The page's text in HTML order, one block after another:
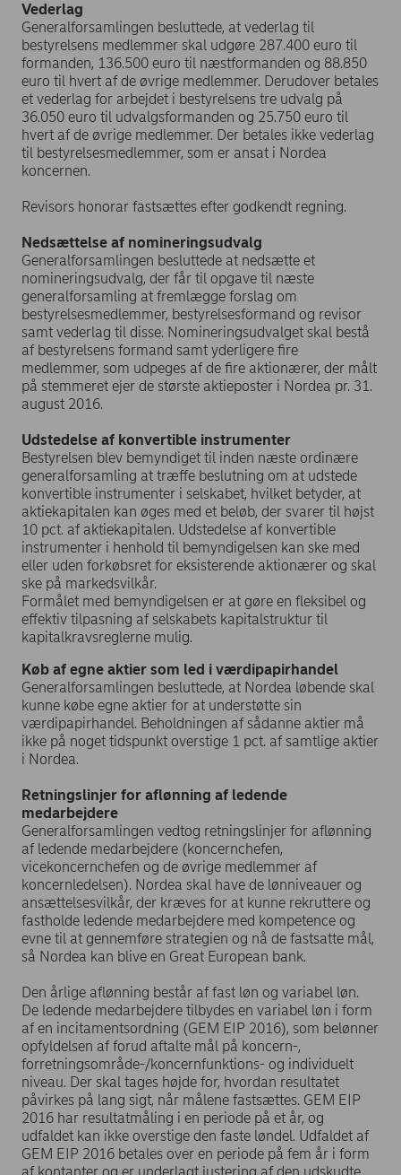
Vederlag
Generalforsamlingen besluttede, at vederlag til
bestyrelsens medlemmer skal udgøre 287.400 euro til
formanden, 136.500 euro til næstformanden og 88.850
euro til hvert af de øvrige medlemmer. Derudover betales
et vederlag for arbejdet i bestyrelsens tre udvalg på
36.050 euro til udvalgsformanden og 25.750 euro til
hvert af de øvrige medlemmer. Der betales ikke vederlag
til bestyrelsesmedlemmer, som er ansat i Nordea
koncernen.
Revisors honorar fastsættes efter godkendt regning.
Nedsættelse af nomineringsudvalg
Generalforsamlingen besluttede at nedsætte et
nomineringsudvalg, der får til opgave til næste
generalforsamling at fremlægge forslag om
bestyrelsesmedlemmer, bestyrelsesformand og revisor
samt vederlag til disse. Nomineringsudvalget skal bestå
af bestyrelsens formand samt yderligere fire
medlemmer, som udpeges af de fire aktionærer, der målt
på stemmeret ejer de største aktieposter i Nordea pr. 31.
august 2016.
Udstedelse af konvertible instrumenter
Bestyrelsen blev bemyndiget til inden næste ordinære
generalforsamling at træffe beslutning om at udstede
konvertible instrumenter i selskabet, hvilket betyder, at
aktiekapitalen kan øges med et beløb, der svarer til højst
10 pct. af aktiekapitalen. Udstedelse af konvertible
instrumenter i henhold til bemyndigelsen kan ske med
eller uden forkøbsret for eksisterende aktionærer og skal
ske på markedsvilkår.
Formålet med bemyndigelsen er at gøre en fleksibel og
effektiv tilpasning af selskabets kapitalstruktur til
kapitalkravsreglerne mulig.
Køb af egne aktier som led i værdipapirhandel
Generalforsamlingen besluttede, at Nordea løbende skal
kunne købe egne aktier for at understøtte sin
værdipapirhandel. Beholdningen af sådanne aktier må
ikke på noget tidspunkt overstige 1 pct. af samtlige aktier
i Nordea.
Retningslinjer for aflønning af ledende
medarbejdere
Generalforsamlingen vedtog retningslinjer for aflønning
af ledende medarbejdere (koncernchefen,
vicekoncernchefen og de øvrige medlemmer af
koncernledelsen). Nordea skal have de lønniveauer og
ansættelsesvilkår, der kræves for at kunne rekruttere og
fastholde ledende medarbejdere med kompetence og
evne til at gennemføre strategien og nå de fastsatte mål,
så Nordea kan blive en Great European bank.
Den årlige aflønning består af fast løn og variabel løn.
De ledende medarbejdere tilbydes en variabel løn i form
af en incitamentsordning (GEM EIP 2016), som belønner
opfyldelsen af forud aftalte mål på koncern-,
forretningsområde-/koncernfunktions- og individuelt
niveau. Der skal tages højde for, hvordan resultatet
påvirkes på lang sigt, når målene fastsættes. GEM EIP
2016 har resultatmåling i en periode på et år, og
udfaldet kan ikke overstige den faste løndel. Udfaldet af
GEM EIP 2016 betales over en periode på fem år i form